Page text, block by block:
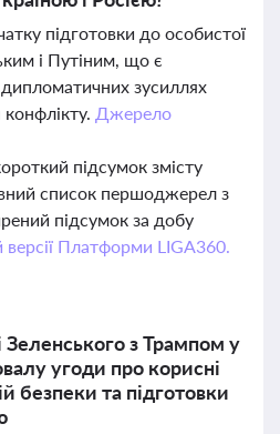
підготовки до особистої
і Путіним, що є
зусиллях
Джерело
підсумок змісту
список першоджерел з
підсумок за добу
версії Платформи LIGA360.
Зеленського з Трампом у
угоди про корисні
безпеки та підготовки